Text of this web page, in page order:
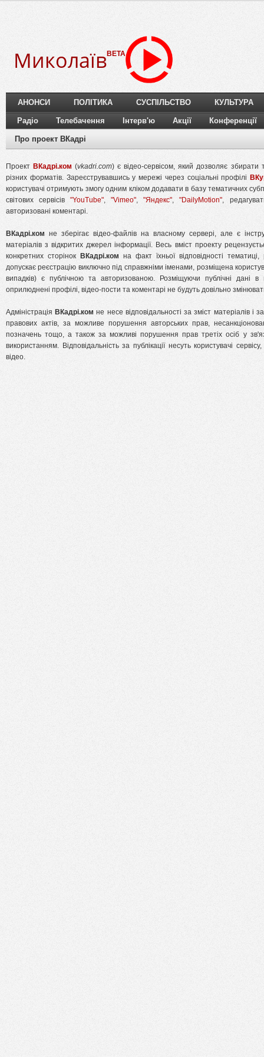
МиколаївBETA
АНОНСИ ПОЛІТИКА СУСПІЛЬСТВО КУЛЬТУРА
Радіо Телебачення Інтерв'ю Акції Конференції
Про проект ВКадрі
Проект ВКадрі.ком (vkadri.com) є відео-сервісом, який дозволяє
різних форматів. Зареєструвавшись у мережі через соціальні профілі
користувачі отримують змогу одним кліком додавати в базу тематичних
світових сервісів"YouTube","Vimeo","Яндекс","DailyMotion",
авторизовані коментарі.
ВКадрі.ком не зберігає відео-файлів на власному сервері, але є
матеріалів з відкритих джерел інформації. Весь вміст проекту
конкретних сторінок
ВКадрі.ком на факт їхньої відповідності
допускає реєстрацію виключно під справжніми іменами, розміщена
випадків) є публічною та авторизованою. Розміщуючи публічні дані
оприлюднені профілі, відео-пости та коментарі не будуть довільно
Адміністрація ВКадрі.ком не несе відповідальності за зміст матеріалів і
правових актів, за можливе порушення авторських прав,
позначень тощо, а також за можливі порушення прав третіх осіб у
використанням. Відповідальність за публікації несуть користувачі
відео.